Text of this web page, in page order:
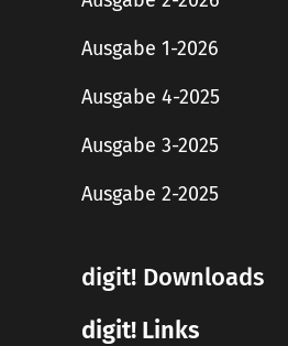
Ausgabe 1-2026
Ausgabe 4-2025
Ausgabe 3-2025
Ausgabe 2-2025
digit! Downloads
digit! Links